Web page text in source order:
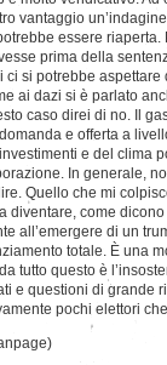
vantaggio
essere
prima della
ci si potrebbe aspettare
ai dazi si è parlato
caso direi di no. Il
e offerta a
e del clima
In generale,
Quello che mi
diventare, come
all’emergere di un
totale. È una
tutto questo è
e questioni di grande
pochi elettori